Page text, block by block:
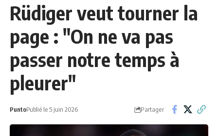
Rüdiger veut tourner la
page : "On ne va pas
passer notre temps à
pleurer"
PuntoPublié le 5 juin 2026 Partager